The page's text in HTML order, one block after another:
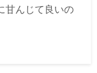
甘んじて良いの